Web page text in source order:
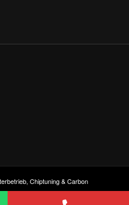
Chiptuning & Carbon